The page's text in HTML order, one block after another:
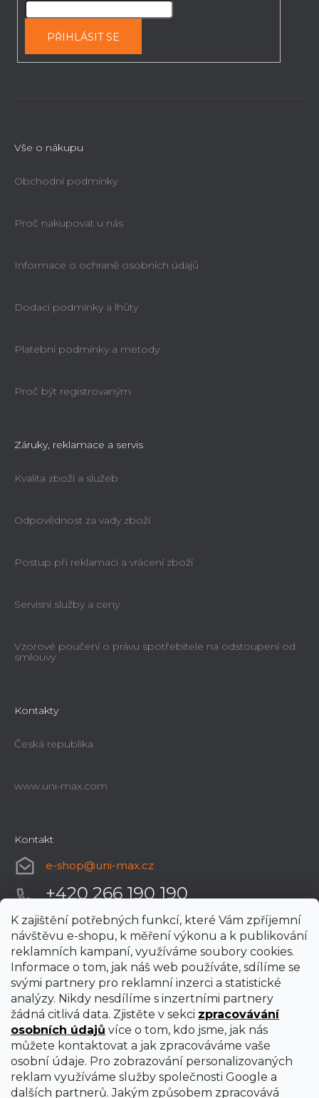
K zajištění potřebných funkcí, které Vám zpříjemní
návštěvu e-shopu, k měření výkonu a k publikování
reklamních kampaní, využíváme soubory cookies.
Informace o tom, jak náš web používáte, sdílíme se
svými partnery pro reklamní inzerci a statistické
analýzy. Nikdy nesdílíme s inzertními partnery
žádná citlivá data. Zjistěte v sekci zpracovávání
osobních údajů více o tom, kdo jsme, jak nás
můžete kontaktovat a jak zpracováváme vaše
osobní údaje. Pro zobrazování personalizovaných
reklam využíváme služby společnosti Google a
dalších partnerů. Jakým způsobem zpracovává
PŘIHLÁSIT SE
Vše o nákupu
Obchodní podmínky
Proč nakupovat u nás
Informace o ochraně osobních údajů
Dodací podmínky a lhůty
Platební podmínky a metody
Proč být registrovaným
Záruky, reklamace a servis
Kvalita zboží a služeb
Odpovědnost za vady zboží
Postup při reklamaci a vrácení zboží
Servisní služby a ceny
Vzorové poučení o právu spotřebitele na odstoupení od
smlouvy
Kontakty
Česká republika
www.uni-max.com
Kontakt
e-shop@uni-max.cz
+420 266 190 190